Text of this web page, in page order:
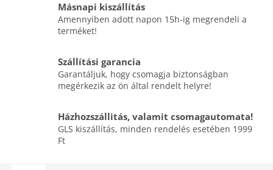
Másnapi kiszállítás
Amennyiben adott napon 15h-ig megrendeli a
terméket!
Szállítási garancia
Garantáljuk, hogy csomagja biztonságban
megérkezik az ön által rendelt helyre!
Házhozszállitás, valamit csomagautomata!
GLS kiszállítás, minden rendelés esetében 1999
Ft